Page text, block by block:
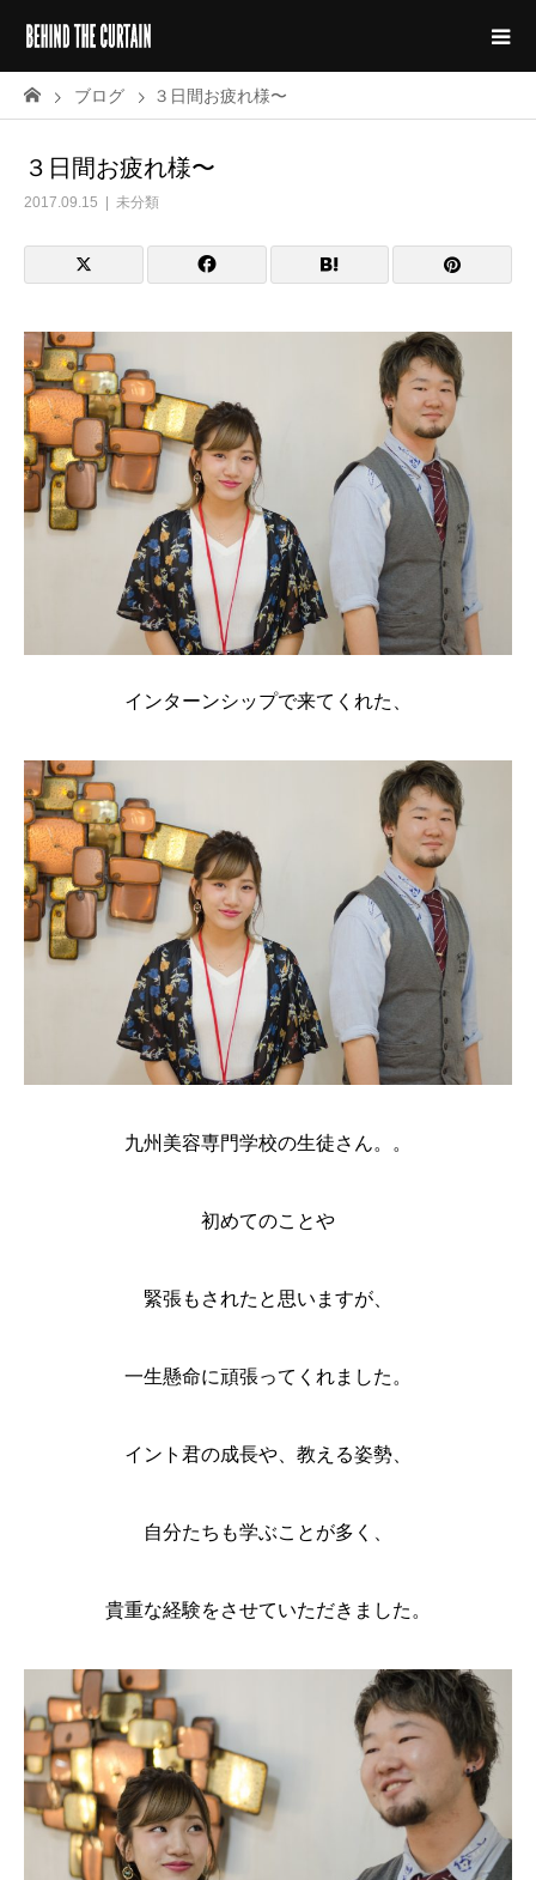
ブログ ３日間お疲れ様〜
３日間お疲れ様〜
2017.09.15 未分類
インターンシップで来てくれた、
九州美容専門学校の生徒さん。。
初めてのことや
緊張もされたと思いますが、
一生懸命に頑張ってくれました。
イント君の成長や、教える姿勢、
自分たちも学ぶことが多く、
貴重な経験をさせていただきました。